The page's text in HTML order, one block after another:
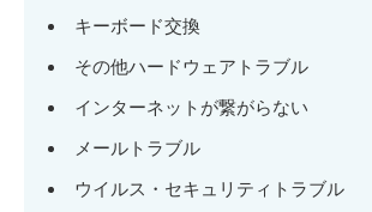
キーボード交換
その他ハードウェアトラブル
インターネットが繋がらない
メールトラブル
ウイルス・セキュリティトラブル